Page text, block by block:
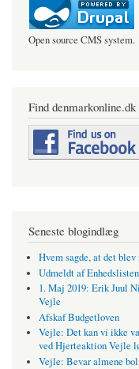
Open source CMS system.
Find denmarkonline.dk
Seneste blogindlæg
Hvem sagde, at det
Udmeldt af
1. Maj 2019: Erik Juul
Vejle
Afskaf Budgetloven
Vejle: Det kan vi ikke
ved Hjerteaktion Vejle
Vejle: Bevar almene